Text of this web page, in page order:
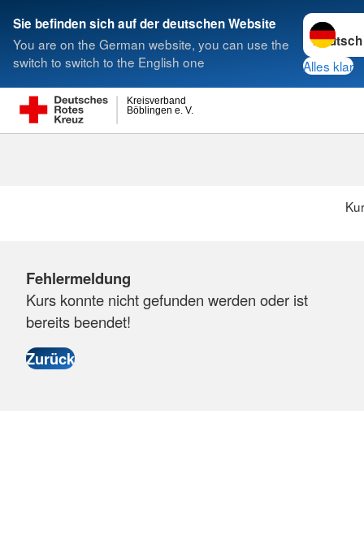
Sie befinden sich auf der deutschen Website
You are on the German website, you can use the
switch to switch to the English one
Sprache
Alles klar
Böblingen e. V.
Kreisverband
Suche
Fehlermeldung
Kurs konnte nicht gefunden werden oder ist
bereits beendet!